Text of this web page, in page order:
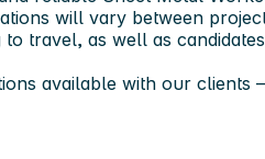
will vary between
travel, as well as
available with our clients